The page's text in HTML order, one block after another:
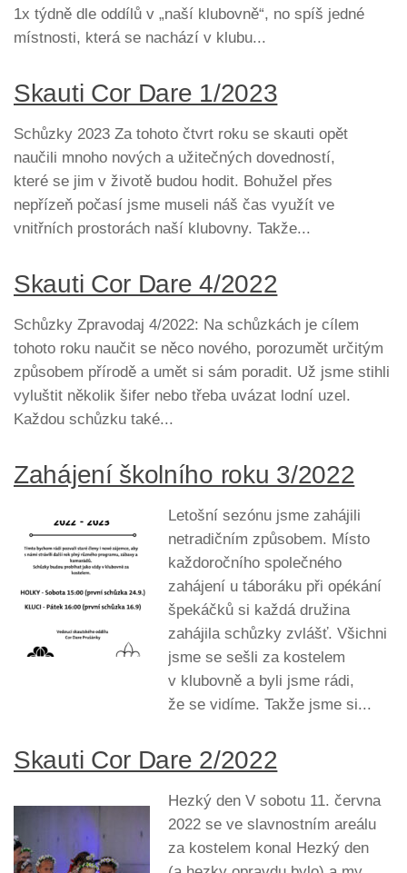
1x týdně dle oddílů v „naší klubovně“, no spíš jedné
místnosti, která se nachází v klubu...
Skauti Cor Dare 1/2023
Schůzky 2023 Za tohoto čtvrt roku se skauti opět
naučili mnoho nových a užitečných dovedností,
které se jim v životě budou hodit. Bohužel přes
nepřízeň počasí jsme museli náš čas využít ve
vnitřních prostorách naší klubovny. Takže...
Skauti Cor Dare 4/2022
Schůzky Zpravodaj 4/2022: Na schůzkách je cílem
tohoto roku naučit se něco nového, porozumět určitým
způsobem přírodě a umět si sám poradit. Už jsme stihli
vyluštit několik šifer nebo třeba uvázat lodní uzel.
Každou schůzku také...
Zahájení školního roku 3/2022
Letošní sezónu jsme zahájili
netradičním způsobem. Místo
každoročního společného
zahájení u táboráku při opékání
špekáčků si každá družina
zahájila schůzky zvlášť. Všichni
jsme se sešli za kostelem
v klubovně a byli jsme rádi,
že se vidíme. Takže jsme si...
Skauti Cor Dare 2/2022
Hezký den V sobotu 11. června
2022 se ve slavnostním areálu
za kostelem konal Hezký den